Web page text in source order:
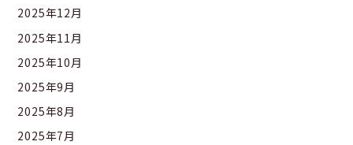
2025年12月
2025年11月
2025年10月
2025年9月
2025年8月
2025年7月